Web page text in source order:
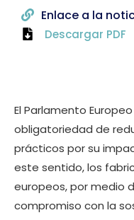
El Parlamento
obligatoriedad de
prácticos por su
este sentido, los
europeos, por medio
compromiso con la
Enlace a la
Descargar PDF